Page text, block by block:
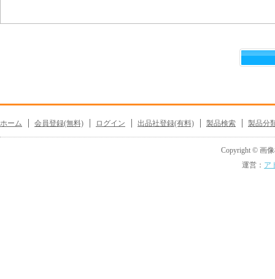
ホーム 会員登録(無料) ログイン 出品社登録(有料) 製品検索 製品分
Copyright © 画像
運営： ア